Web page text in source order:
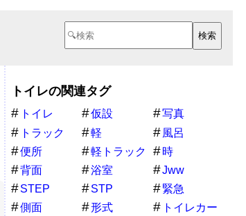
トイレの関連タグ
トイレ 仮設
写真
トラック
軽
風呂
便所
軽トラック
トイレ
時
背面
浴室
Jww
STEP
STP
緊急
側面
形式
トイレカー